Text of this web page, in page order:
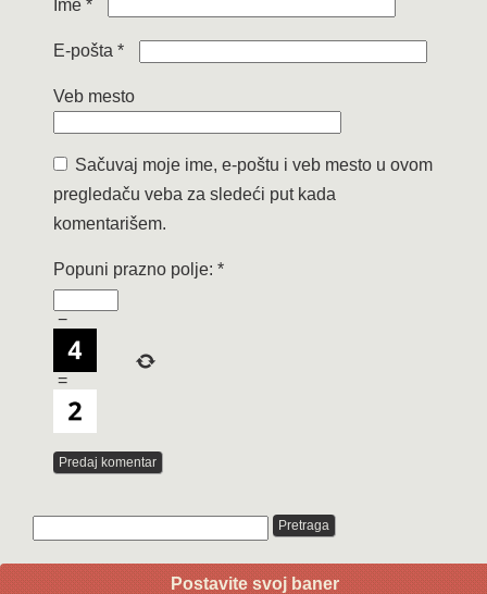
Ime *
E-pošta *
Veb mesto
Sačuvaj moje ime, e-poštu i veb mesto u ovom
pregledaču veba za sledeći put kada
komentarišem.
Popuni prazno polje: *
−
=
Postavite svoj baner